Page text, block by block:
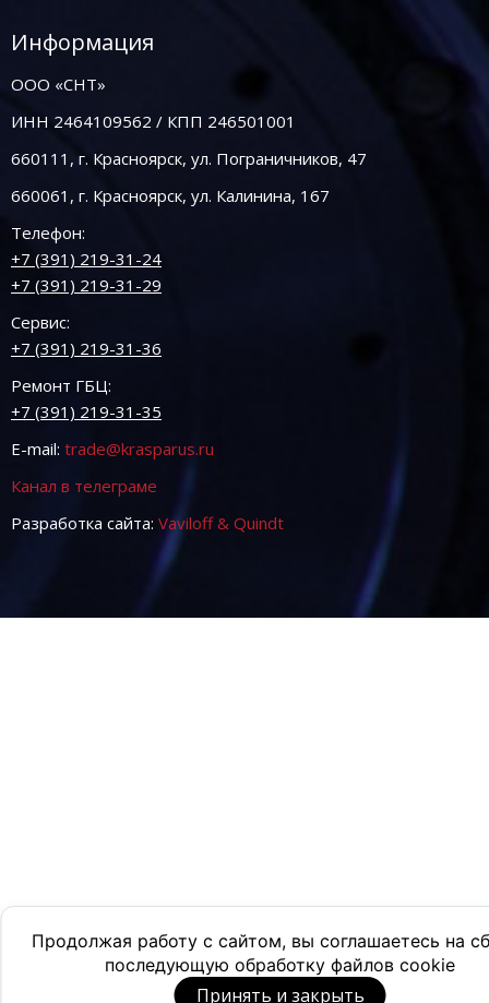
Продолжая работу с сайтом, вы соглашаетесь на
последующую обработку файлов cookie
Принять и закрыть
Информация
ООО «СНТ»
ИНН 2464109562 / КПП 246501001
660111, г. Красноярск, ул. Пограничников, 47
660061, г. Красноярск, ул. Калинина, 167
Телефон:
+7 (391) 219-31-24
+7 (391) 219-31-29
Сервис:
+7 (391) 219-31-36
Ремонт ГБЦ:
+7 (391) 219-31-35
E-mail: trade@krasparus.ru
Канал в телеграме
Разработка сайта: Vaviloff & Quindt